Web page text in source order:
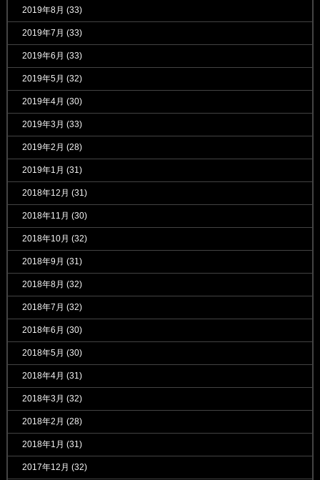
2019年8月 (33)
2019年7月 (33)
2019年6月 (33)
2019年5月 (32)
2019年4月 (30)
2019年3月 (33)
2019年2月 (28)
2019年1月 (31)
2018年12月 (31)
2018年11月 (30)
2018年10月 (32)
2018年9月 (31)
2018年8月 (32)
2018年7月 (32)
2018年6月 (30)
2018年5月 (30)
2018年4月 (31)
2018年3月 (32)
2018年2月 (28)
2018年1月 (31)
2017年12月 (32)